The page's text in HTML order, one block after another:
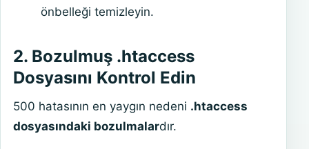
önbelleği temizleyin.
2. Bozulmuş .htaccess
Dosyasını Kontrol Edin
500 hatasının en yaygın nedeni .htaccess
dosyasındaki bozulmalardır.